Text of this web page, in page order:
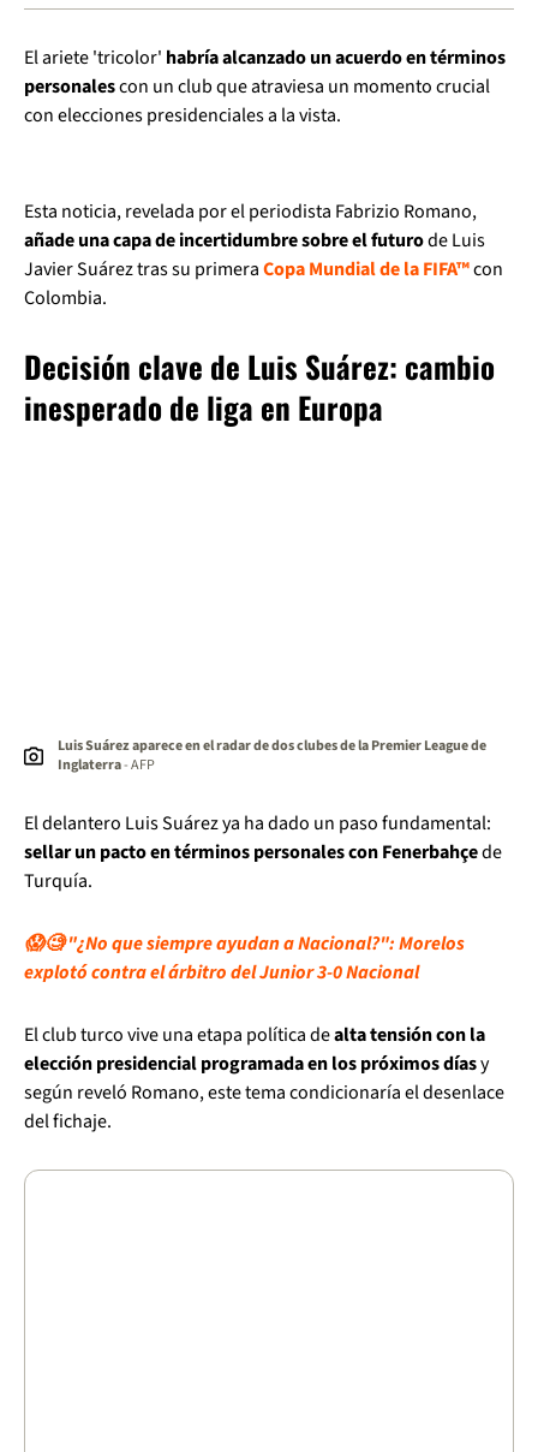
El ariete 'tricolor' habría alcanzado un acuerdo en términos
personalescon un club que atraviesa un momento crucial
con elecciones presidenciales a la vista.
Esta noticia, revelada por el periodista Fabrizio Romano,
añade una capa de incertidumbre sobre el futurode Luis
Javier Suárez tras su primeraCopa Mundial de la FIFA™con
Colombia.
Decisión clave de Luis Suárez: cambio
inesperado de liga en Europa
Luis Suárez aparece en el radar de dos clubes de la Premier League de
Inglaterra- AFP
El delantero Luis Suárez ya ha dado un paso fundamental:
sellar un pacto en términos personales con Fenerbahçede
Turquía.
😱🧐 "¿No que siempre ayudan a Nacional?": Morelos
explotó contra el árbitro del Junior 3-0 Nacional
El club turco vive una etapa política dealta tensión con la
elección presidencial programada en los próximos díasy
según reveló Romano, este tema condicionaría el desenlace
del fichaje.